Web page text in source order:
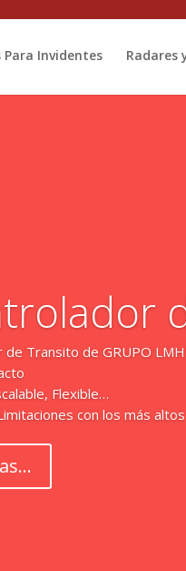
Invidentes Radares
de Transito de GRUPO LMH
Flexible…
con los más